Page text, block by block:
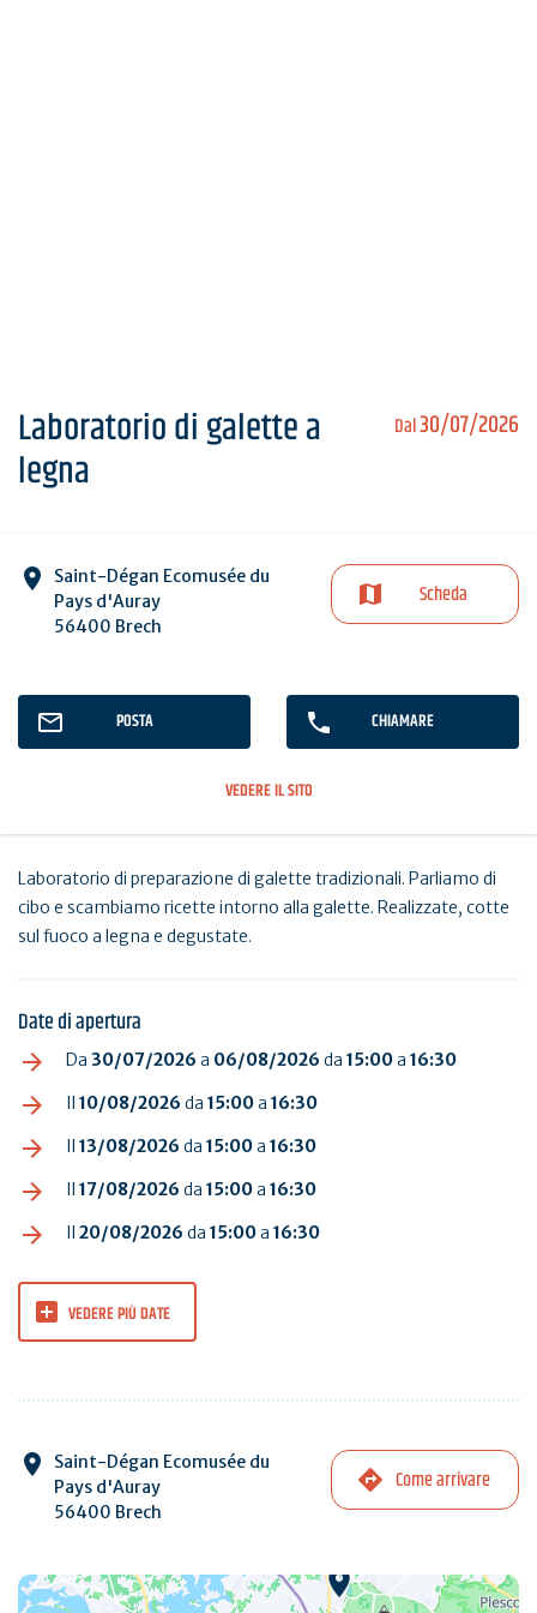
Dal30/07/2026
Laboratorio di galette a
legna
Saint-Dégan Ecomusée du
Pays d'Auray
56400 Brech
Scheda
POSTA CHIAMARE
VEDERE IL SITO
Laboratorio di preparazione di galette tradizionali. Parliamo di
cibo e scambiamo ricette intorno alla galette. Realizzate, cotte
sul fuoco a legna e degustate.
Date di apertura
Da 30/07/2026 a 06/08/2026 da 15:00a 16:30
Il 10/08/2026 da 15:00a 16:30
Il 13/08/2026 da 15:00a 16:30
Il 17/08/2026 da 15:00a 16:30
Il 20/08/2026 da 15:00a 16:30
VEDERE PIÙ DATE
Saint-Dégan Ecomusée du
Pays d'Auray
56400 Brech
Come arrivare